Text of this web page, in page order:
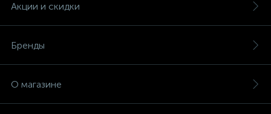
Акции и скидки
Бренды
О магазине